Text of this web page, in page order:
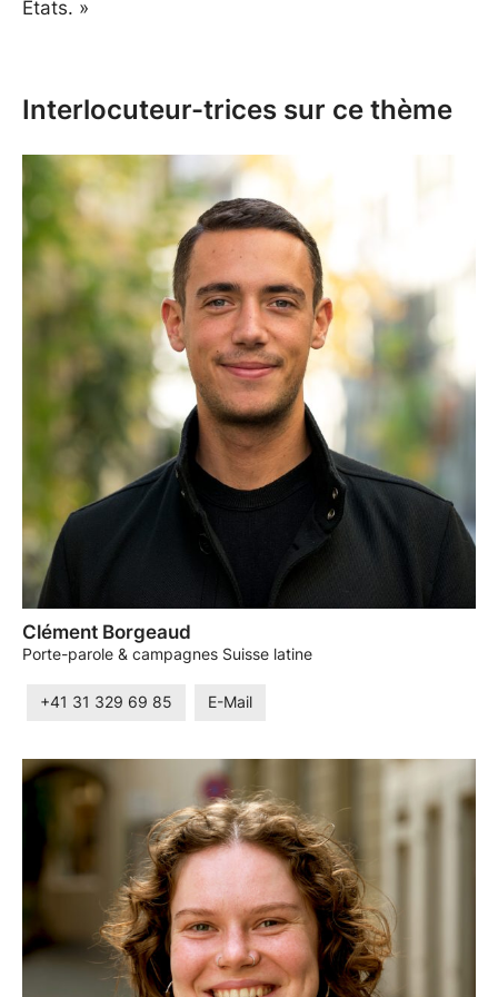
États. »
Interlocuteur-trices sur ce thème
Clément Borgeaud
Porte-parole & campagnes Suisse latine
+41 31 329 69 85 E-Mail